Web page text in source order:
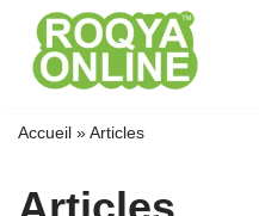
Aller
Accueil »Articles